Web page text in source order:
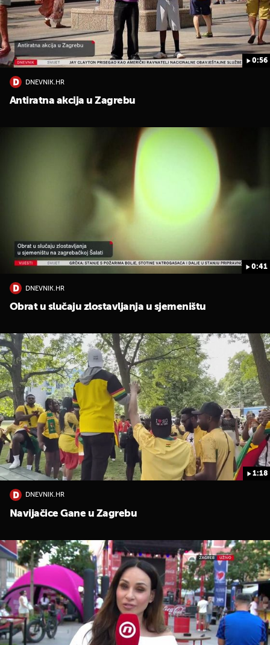
0:56
DNEVNIK.HR
Antiratna akcija u Zagrebu
0:41
DNEVNIK.HR
Obrat u slučaju zlostavljanja u sjemeništu
1:18
DNEVNIK.HR
Navijačice Gane u Zagrebu
UKLJUČITE NOTIFIKACIJE